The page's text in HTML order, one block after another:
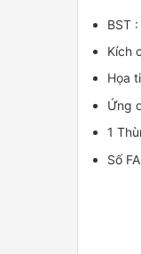
BST
Kích
Họa
Ứng
1
Số